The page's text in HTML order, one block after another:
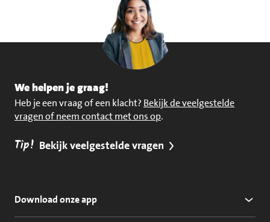
We helpen je graag!
Heb je een vraag of een klacht? Bekijk de veelgestelde
vragen of neem contact met ons op.
Tip! Bekijk veelgestelde vragen
Download onze app